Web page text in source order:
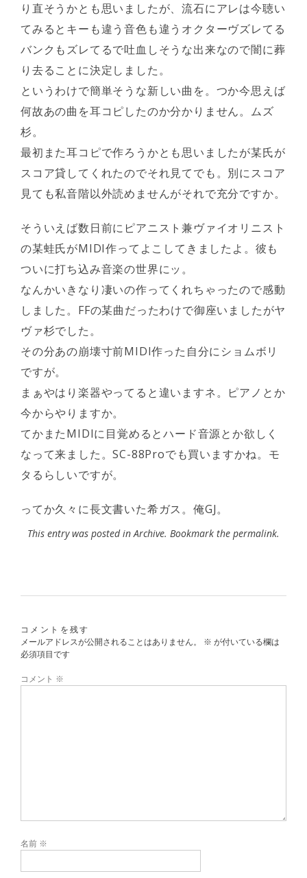
り直そうかとも思いましたが、流石にアレは今聴い
てみるとキーも違う音色も違うオクターヴズレてる
バンクもズレてるで吐血しそうな出来なので闇に葬
り去ることに決定しました。
というわけで簡単そうな新しい曲を。つか今思えば
何故あの曲を耳コピしたのか分かりません。ムズ
杉。
最初また耳コピで作ろうかとも思いましたが某氏が
スコア貸してくれたのでそれ見てでも。別にスコア
見ても私音階以外読めませんがそれで充分ですか。
そういえば数日前にピアニスト兼ヴァイオリニスト
の某蛙氏がMIDI作ってよこしてきましたよ。彼も
ついに打ち込み音楽の世界にッ。
なんかいきなり凄いの作ってくれちゃったので感動
しました。FFの某曲だったわけで御座いましたがヤ
ヴァ杉でした。
その分あの崩壊寸前MIDI作った自分にショムボリ
ですが。
まぁやはり楽器やってると違いますネ。ピアノとか
今からやりますか。
てかまたMIDIに目覚めるとハード音源とか欲しく
なって来ました。SC-88Proでも買いますかね。モ
タるらしいですが。
ってか久々に長文書いた希ガス。俺GJ。
This entry was posted inArchive. Bookmark the permalink.
コメントを残す
メールアドレスが公開されることはありません。
※ が付いている欄は
必須項目です
コメント ※
名前 ※